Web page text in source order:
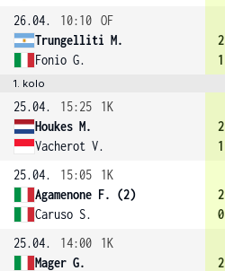
26.04.
10:10 OF
Trungelliti M.
Fonio G.
2
1
1. kolo
25.04. 15:25
1K
Houkes M.
Vacherot V.
2
1
25.04.
15:05
1K
Agamenone F. (2)
Caruso S.
2
0
25.04.
14:00
1K
Mager G.
2